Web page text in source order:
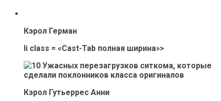
Кэрол Герман
li class = «Cast-Tab полная ширина»>
Кэрол Гутьеррес Анни